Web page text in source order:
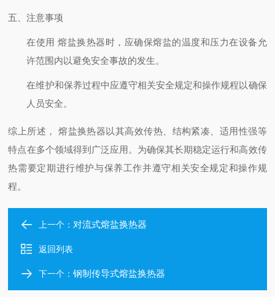
五、注意事项
在使用 熔盐换热器时，应确保熔盐的温度和压力在设备允
许范围内以避免安全事故的发生。
在维护和保养过程中应遵守相关安全规定和操作规程以确保
人员安全。
综上所述， 熔盐换热器以其高效传热、结构紧凑、适用性强等
特点在多个领域得到广泛应用。为确保其长期稳定运行和高效传
热需要定期进行维护与保养工作并遵守相关安全规定和操作规
程。
上一个： 对流式熔盐换热器
返回列表
下一个：钢制传导式熔盐换热器